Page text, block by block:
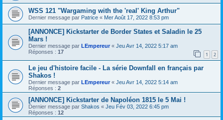
WSS 121 "Wargaming with the 'real' King Arthur"
Dernier message par Patrice « Mer Août 17, 2022 8:53 pm
[ANNONCE] Kickstarter de Border States et Saladin le 25
Mars !
Dernier message par LEmpereur « Jeu Avr 14, 2022 5:17 am
Réponses : 17 1 2
Le jeu d'histoire facile - La série Downfall en français par
Shakos !
Dernier message par LEmpereur« Jeu Avr 14, 2022 5:14 am
Réponses : 2
[ANNONCE] Kickstarter de Napoléon 1815 le 5 Mai !
Dernier message par Shakos « Jeu Fév 03, 2022 6:45 pm
Réponses : 12